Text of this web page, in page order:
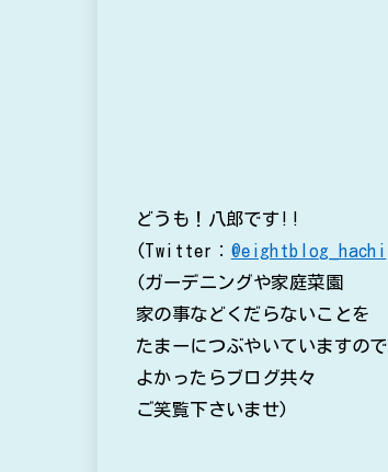
どうも！八郎です!!
(Twitter： @eightblog_hachi
(ガーデニングや家庭菜園
家の事などくだらないことを
たまーにつぶやいていますので
よかったらブログ共々
ご笑覧下さいませ)